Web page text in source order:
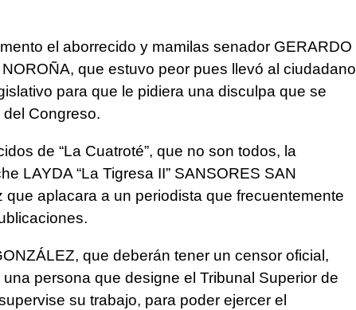
el aborrecido y mamilas senador GERARDO
NOROÑA, que estuvo peor pues llevó al ciudadano
para que le pidiera una disculpa que se
Congreso.
de “La Cuatroté”, que no son todos, la
LAYDA “La Tigresa II” SANSORES SAN
que aplacara a un periodista que frecuentemente
que deberán tener un censor oficial,
persona que designe el Tribunal Superior de
su trabajo, para poder ejercer el